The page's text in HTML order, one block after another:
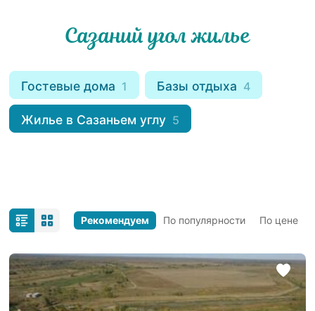
Сазаний угол жилье
Гостевые дома 1 Базы отдыха 4
Жилье в Сазаньем углу 5
Рекомендуем По популярности По цене